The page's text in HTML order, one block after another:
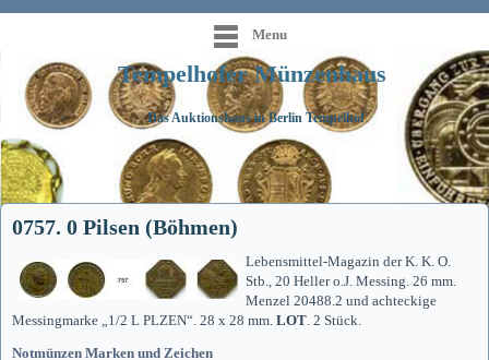
Menu
Tempelhofer Münzenhaus
Das Auktionshaus in Berlin Tempelhof
0757. 0 Pilsen (Böhmen)
Lebensmittel-Magazin der K. K. O.
Stb., 20 Heller o.J. Messing. 26 mm.
Menzel 20488.2 und achteckige
Messingmarke „1/2 L PLZEN“. 28 x 28 mm. LOT. 2 Stück.
Notmünzen Marken und Zeichen